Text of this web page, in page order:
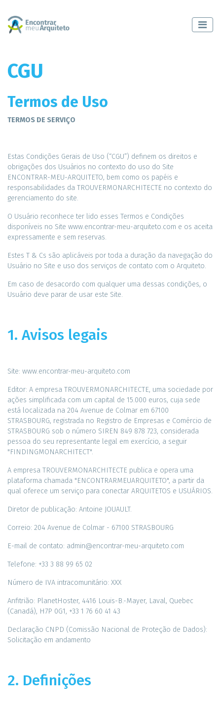
CGU
Termos de Uso
TERMOS DE SERVIÇO
Estas Condições Gerais de Uso (“CGU”) definem os direitos e
obrigações dos Usuários no contexto do uso do Site
ENCONTRAR-MEU-ARQUITETO, bem como os papéis e
responsabilidades da TROUVERMONARCHITECTE no contexto do
gerenciamento do site.
O Usuário reconhece ter lido esses Termos e Condições
disponíveis no Site www.encontrar-meu-arquiteto.com e os aceita
expressamente e sem reservas.
Estes T & Cs são aplicáveis ​​por toda a duração da navegação do
Usuário no Site e uso dos serviços de contato com o Arquiteto.
Em caso de desacordo com qualquer uma dessas condições, o
Usuário deve parar de usar este Site.
1. Avisos legais
Site: www.encontrar-meu-arquiteto.com
Editor: A empresa TROUVERMONARCHITECTE, uma sociedade por
ações simplificada com um capital de 15.000 euros, cuja sede
está localizada na 204 Avenue de Colmar em 67100
STRASBOURG, registrada no Registro de Empresas e Comércio de
STRASBOURG sob o número SIREN 849 878 723, considerada
pessoa do seu representante legal em exercício, a seguir
"FINDINGMONARCHITECT".
A empresa TROUVERMONARCHITECTE publica e opera uma
plataforma chamada "ENCONTRARMEUARQUITETO", a partir da
qual oferece um serviço para conectar ARQUITETOS e USUÁRIOS.
Diretor de publicação: Antoine JOUAULT.
Correio: 204 Avenue de Colmar - 67100 STRASBOURG
E-mail de contato: admin@encontrar-meu-arquiteto.com
Telefone: +33 3 88 99 65 02
Número de IVA intracomunitário: XXX
Anfitrião: PlanetHoster, 4416 Louis-B.-Mayer, Laval, Quebec
(Canadá), H7P 0G1, +33 1 76 60 41 43
Declaração CNPD (Comissão Nacional de Proteção de Dados):
Solicitação em andamento
2. Definições